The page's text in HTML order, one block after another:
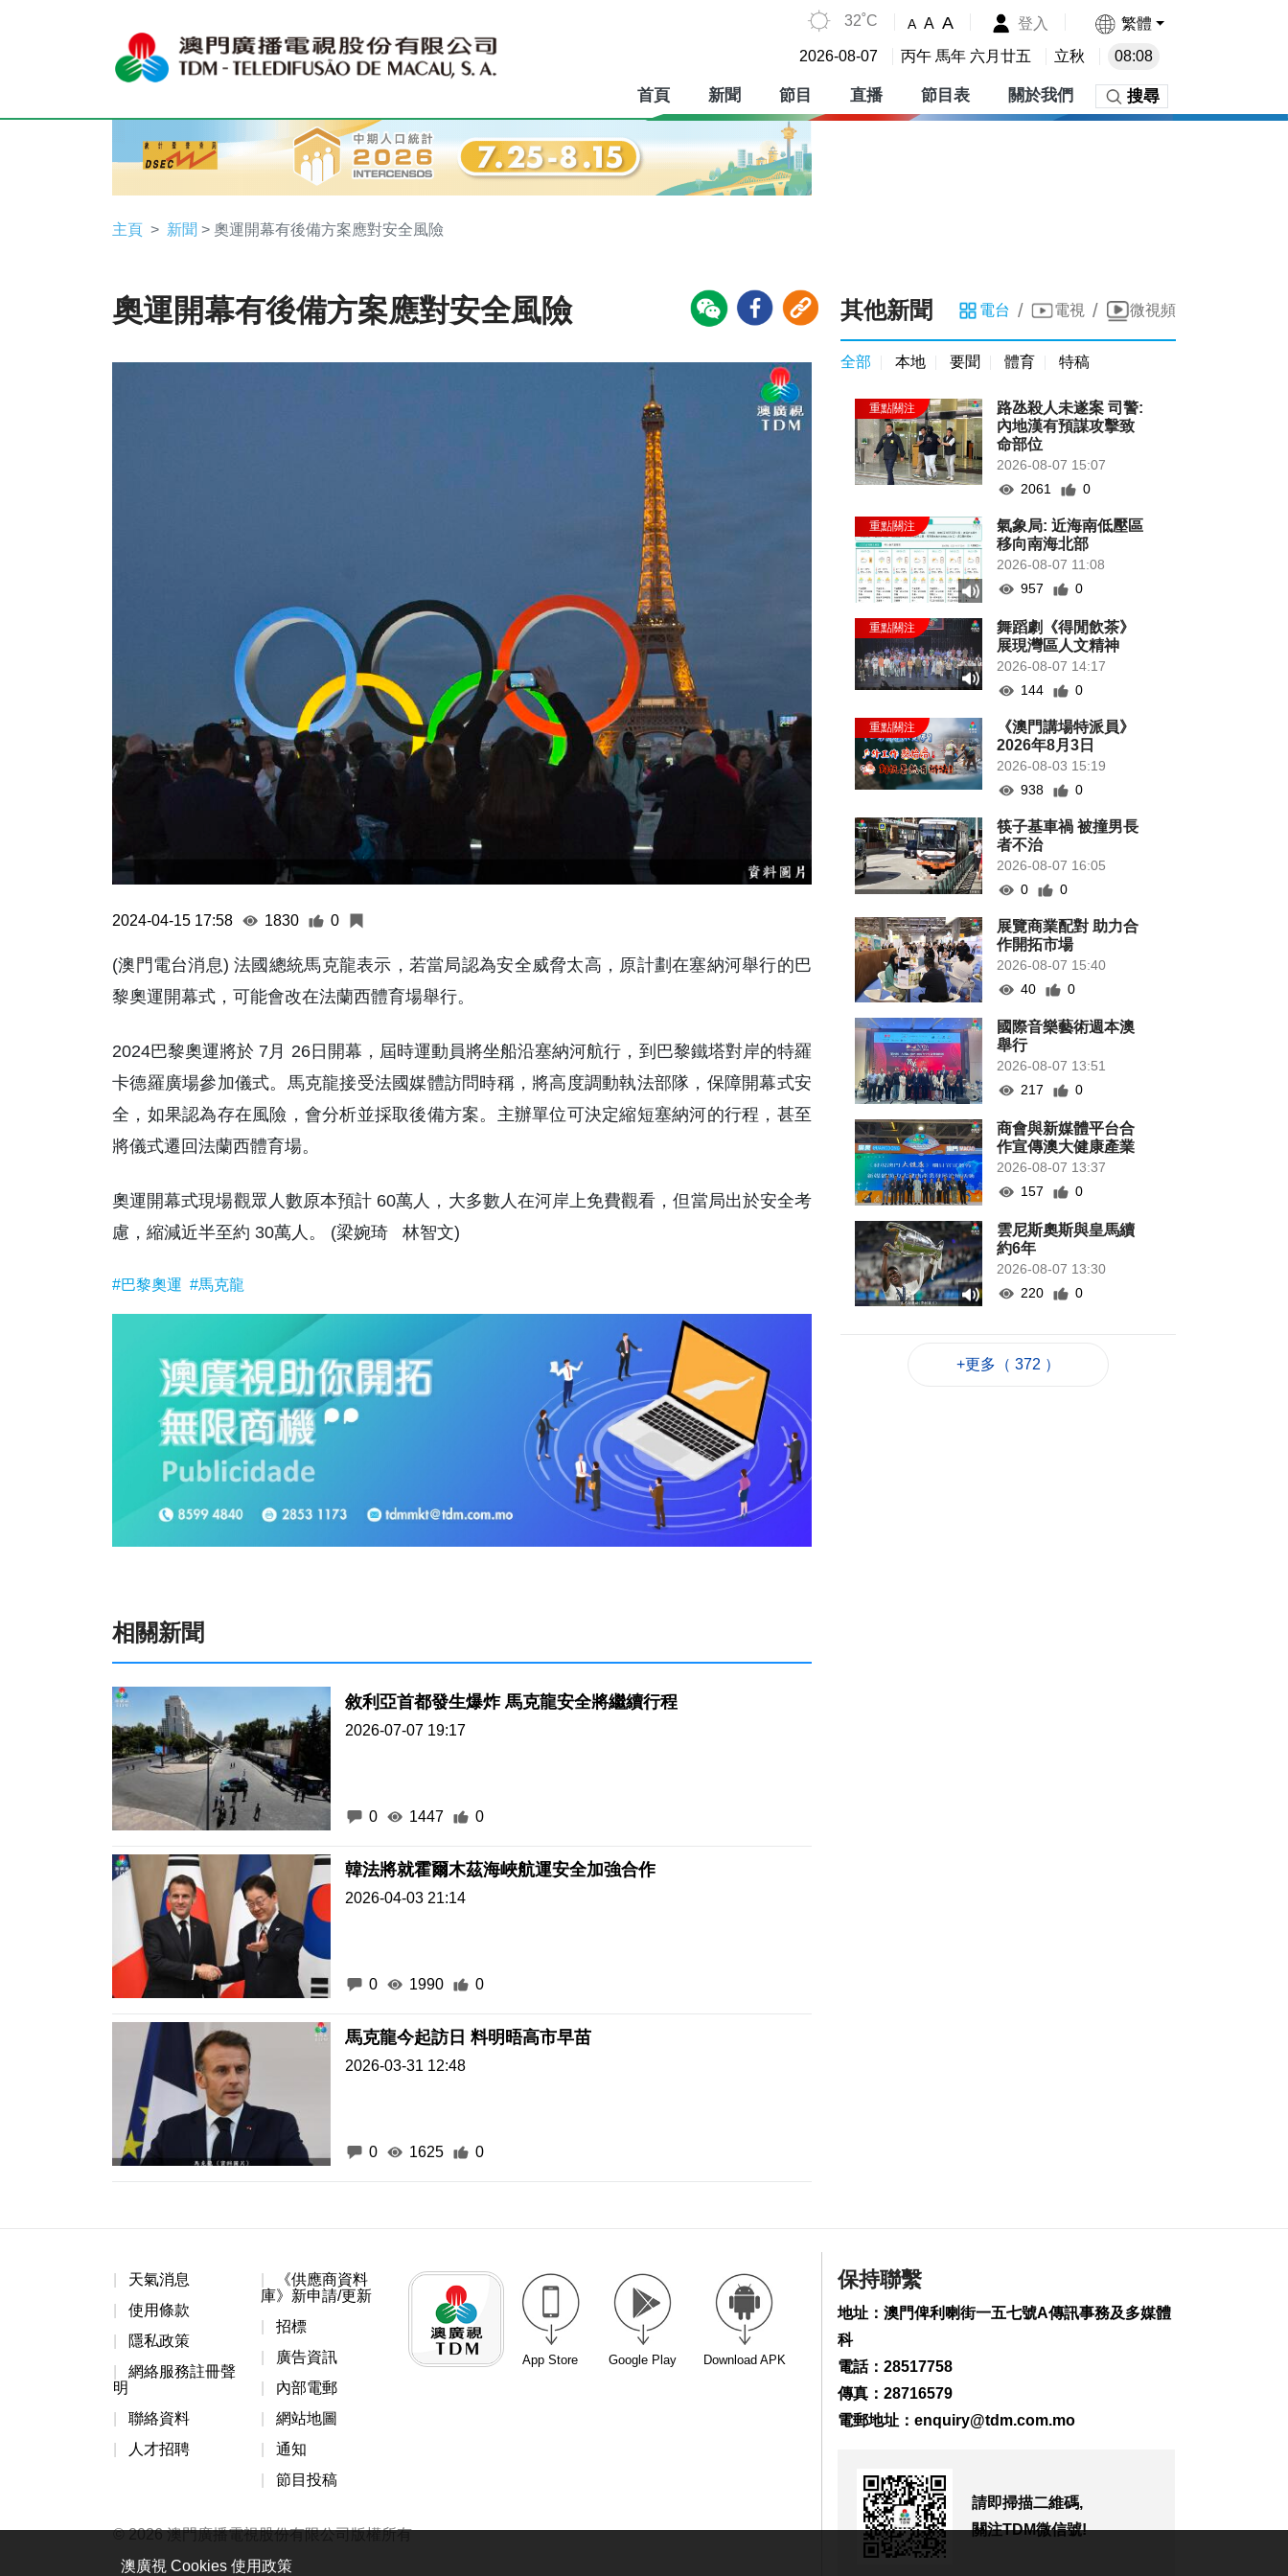
32˚C A A A 登入 繁體
2026-08-07 丙午 馬年 六月廿五 立秋 08:08
首頁 新聞 節目 直播 節目表 關於我們 搜尋
主頁 新聞 > 奧運開幕有後備方案應對安全風險
奧運開幕有後備方案應對安全風險
2024-04-15 17:58 1830 0
(澳門電台消息) 法國總統馬克龍表示，若當局認為安全威脅太高，原計劃在塞納河舉行的巴
黎奧運開幕式，可能會改在法蘭西體育場舉行。
2024巴黎奧運將於 7月 26日開幕，屆時運動員將坐船沿塞納河航行，到巴黎鐵塔對岸的特羅
卡德羅廣場參加儀式。馬克龍接受法國媒體訪問時稱，將高度調動執法部隊，保障開幕式安
全，如果認為存在風險，會分析並採取後備方案。主辦單位可決定縮短塞納河的行程，甚至
將儀式遷回法蘭西體育場。
奧運開幕式現場觀眾人數原本預計 60萬人，大多數人在河岸上免費觀看，但當局出於安全考
慮，縮減近半至約 30萬人。 (梁婉琦 林智文)
#巴黎奧運 #馬克龍
相關新聞
敘利亞首都發生爆炸 馬克龍安全將繼續行程
2026-07-07 19:17
0 1447 0
韓法將就霍爾木茲海峽航運安全加強合作
2026-04-03 21:14
0 1990 0
馬克龍今起訪日 料明晤高市早苗
2026-03-31 12:48
0 1625 0
其他新聞 電台 / 電視 / 微視頻
全部 本地 要聞 體育 特稿
路氹殺人未遂案 司警:
內地漢有預謀攻擊致
命部位
2026-08-07 15:07
2061
0
氣象局: 近海南低壓區
移向南海北部
2026-08-07 11:08
957
0
舞蹈劇《得閒飲茶》
展現灣區人文精神
2026-08-07 14:17
144
0
《澳門講場特派員》
2026年8月3日
2026-08-03 15:19
938
0
筷子基車禍 被撞男長
者不治
2026-08-07 16:05
0
0
展覽商業配對 助力合
作開拓市場
2026-08-07 15:40
40
0
國際音樂藝術週本澳
舉行
2026-08-07 13:51
217
0
商會與新媒體平台合
作宣傳澳大健康產業
2026-08-07 13:37
157
0
雲尼斯奧斯與皇馬續
約6年
2026-08-07 13:30
220
0
2026-08-07 13:10
場
2026-08-07 11:28
織會議
司警雷霆行動截獲1男
子逾期逗留
+更多（ 372 ）
天氣消息
使用條款
隱私政策
網絡服務註冊聲
明
聯絡資料
人才招聘
《供應商資料
庫》新申請/更新
招標
廣告資訊
內部電郵
網站地圖
通知
節目投稿
App Store Google Play Download APK
© 2026 澳門廣播電視股份有限公司版權所有
保持聯繫
地址：澳門俾利喇街一五七號A傳訊事務及多媒體
科
電話：28517758
傳真：28716579
電郵地址： enquiry@tdm.com.mo
請即掃描二維碼,
關注TDM微信號!
澳廣視 Cookies 使用政策